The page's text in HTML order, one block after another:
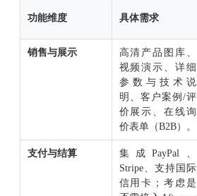
功能维度 具体需求
销售与展示
高清产品图库、
视频演示、详细
参数与技术说
明、客户案例/评
价展示、在线询
价表单（B2B）。
支付与结算
集成PayPal、
Stripe、支持国际
信用卡；考虑是